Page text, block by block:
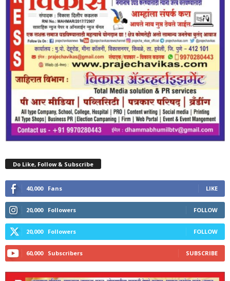
Do Like, Follow & Subscribe
40,000 Fans LIKE
20,000 Followers FOLLOW
20,000 Followers FOLLOW
60,000 Subscribers SUBSCRIBE